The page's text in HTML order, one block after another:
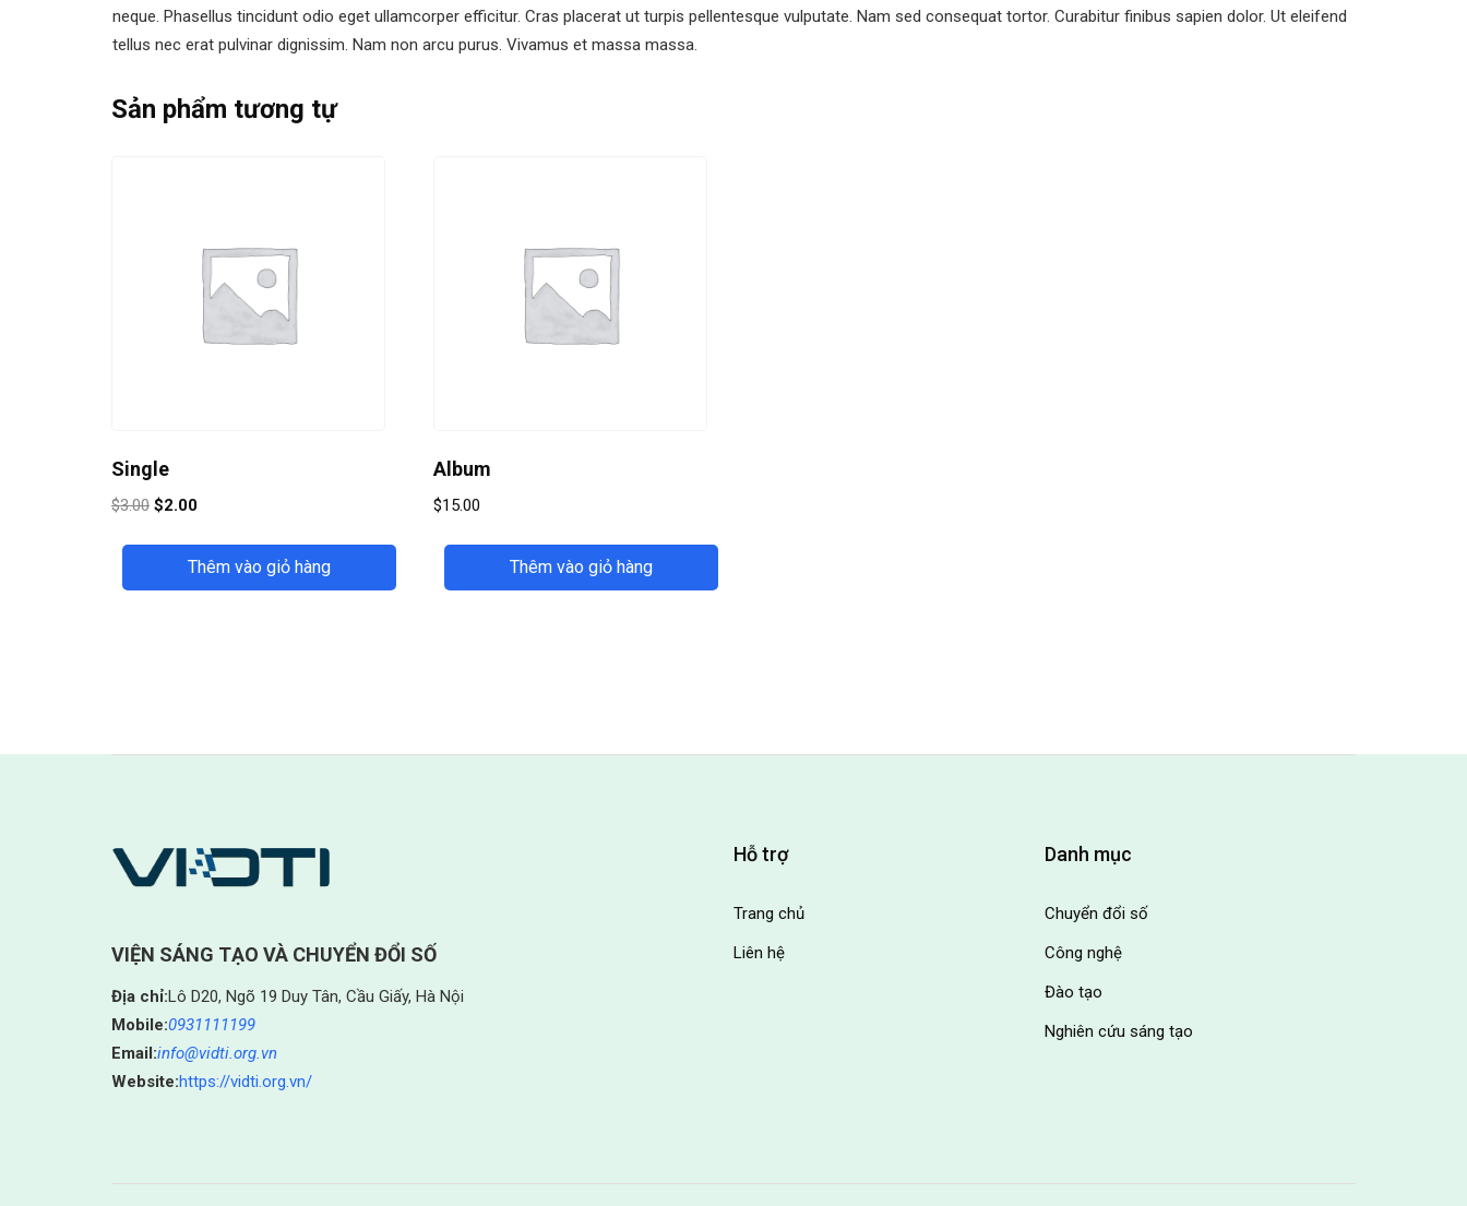
neque. Phasellus tincidunt odio eget ullamcorper efficitur. Cras placerat ut turpis pellentesque vulputate. Nam sed consequat tortor. Curabitur finibus sapien dolor. Ut eleifend
tellus nec erat pulvinar dignissim. Nam non arcu purus. Vivamus et massa massa.
Sản phẩm tương tự
Single
$3.00 $2.00
Thêm vào giỏ hàng
Album
$15.00
Thêm vào giỏ hàng
VIỆN SÁNG TẠO VÀ CHUYỂN ĐỔI SỐ
Địa chỉ:Lô D20, Ngõ 19 Duy Tân, Cầu Giấy, Hà Nội
Mobile:0931111199
Email:info@vidti.org.vn
Website:https://vidti.org.vn/
Hỗ trợ
Trang chủ
Liên hệ
Danh mục
Chuyển đổi số
Công nghệ
Đào tạo
Nghiên cứu sáng tạo